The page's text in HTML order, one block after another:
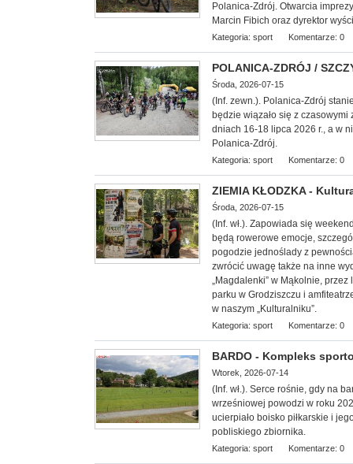
Polanica-Zdrój. Otwarcia
Marcin Fibich oraz dyrektor
Kategoria: sport Komentarze: 0
POLANICA-ZDRÓJ /
Środa, 2026-07-15
(Inf. zewn.). Polanica-Zdrój
będzie wiązało się z
dniach 16-18 lipca 2026 r., a w
Polanica-Zdrój.
Kategoria: sport Komentarze: 0
ZIEMIA KŁODZKA -
Środa, 2026-07-15
(Inf. wł.). Zapowiada się
będą rowerowe emocje,
pogodzie jednoślady z
zwrócić uwagę także na inne
„Magdalenki” w Mąkolnie,
parku w Grodziszczu i
w naszym „Kulturalniku”.
Kategoria: sport Komentarze: 0
BARDO - Kompleks
Wtorek, 2026-07-14
(Inf. wł.). Serce rośnie, gdy na
wrześniowej powodzi w roku
ucierpiało boisko piłkarskie i
pobliskiego zbiornika.
Kategoria: sport Komentarze: 0